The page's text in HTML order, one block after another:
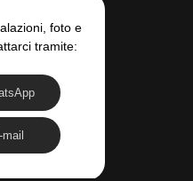
foto e
tramite:
mail